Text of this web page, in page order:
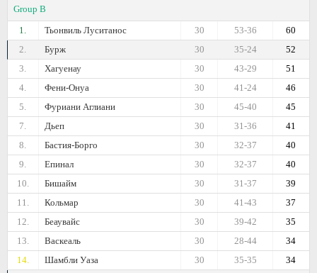
Group B
1.
Тьонвиль Луситанос 60
53-36
30
2.
Бурж 52
35-24
30
3.
Хагуенау 51
43-29
30
4.
Фени-Онуа 46
41-24
30
5.
Фуриани Аглиани 45
45-40
30
7.
Дьеп 41
31-36
30
8.
Бастия-Борго 40
32-37
30
9.
Епинал 40
32-37
30
10.
Бишайм 39
31-37
30
11.
Кольмар 37
41-43
30
12.
Беаувайс 35
39-42
30
13.
Васкеаль 34
28-44
30
14.
Шамбли Уаза 34
35-35
30